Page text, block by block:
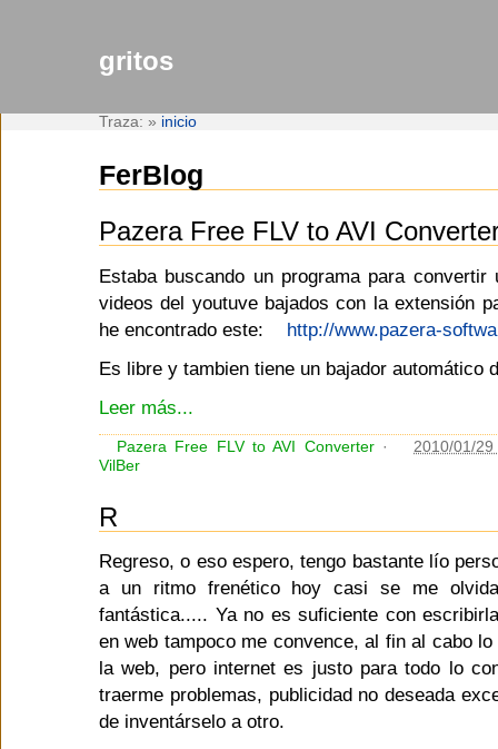
gritos
Traza: » inicio
FerBlog
Pazera Free FLV to AVI
Estaba buscando un programa para convertir
videos del youtuve bajados con la extensión
he encontrado este:
http://www.pazera-
Es libre y tambien tiene un bajador automático
Leer más...
Pazera Free FLV to AVI Converter·
2010/01/
VilBer
R
Regreso, o eso espero, tengo bastante lío
a un ritmo frenético hoy casi se me
fantástica..... Ya no es suficiente con
en web tampoco me convence, al fin al cabo
la web, pero internet es justo para todo lo
traerme problemas, publicidad no deseada
de inventárselo a otro.